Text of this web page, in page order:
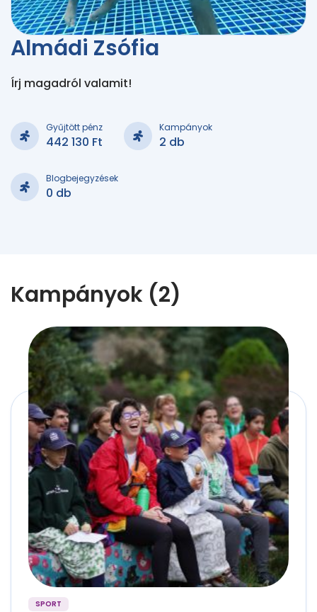
Almádi Zsófia
Írj magadról valamit!
Gyűjtött pénz
442 130 Ft
Kampányok
2 db
Blogbejegyzések
0 db
Kampányok (2)
SPORT